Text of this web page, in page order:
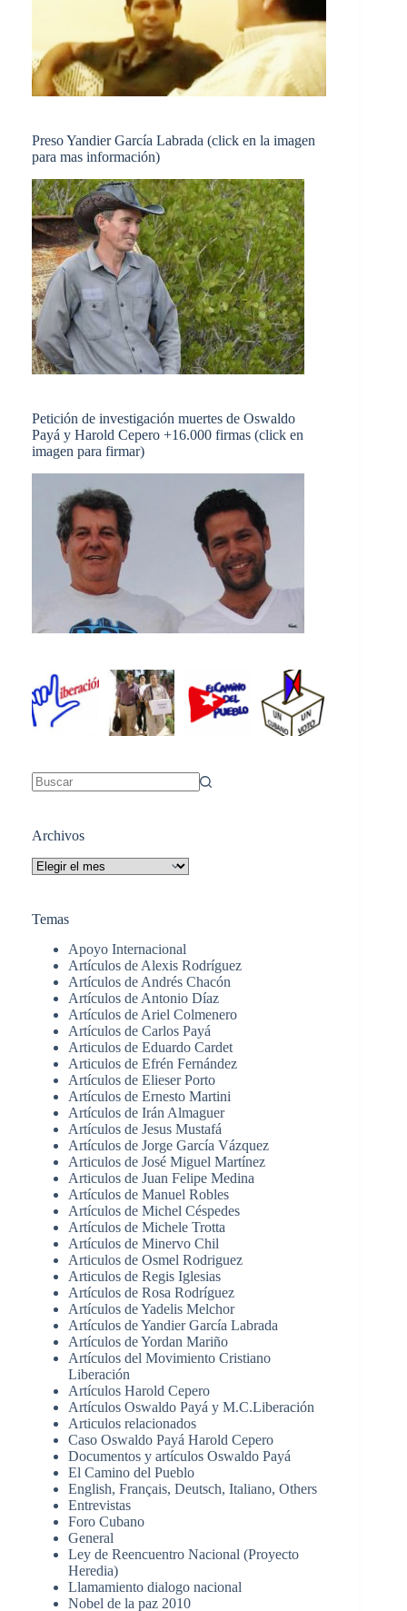
Preso Yandier García Labrada (click en la imagen
para mas información)
Petición de investigación muertes de Oswaldo
Payá y Harold Cepero +16.000 firmas (click en
imagen para firmar)
Archivos
Archivos
Temas
Apoyo Internacional
Artículos de Alexis Rodríguez
Artículos de Andrés Chacón
Artículos de Antonio Díaz
Artículos de Ariel Colmenero
Artículos de Carlos Payá
Articulos de Eduardo Cardet
Articulos de Efrén Fernández
Artículos de Elieser Porto
Artículos de Ernesto Martini
Artículos de Irán Almaguer
Artículos de Jesus Mustafá
Artículos de Jorge García Vázquez
Articulos de José Miguel Martínez
Articulos de Juan Felipe Medina
Artículos de Manuel Robles
Artículos de Michel Céspedes
Artículos de Michele Trotta
Artículos de Minervo Chil
Articulos de Osmel Rodriguez
Articulos de Regis Iglesias
Artículos de Rosa Rodríguez
Artículos de Yadelis Melchor
Artículos de Yandier García Labrada
Artículos de Yordan Mariño
Artículos del Movimiento Cristiano
Liberación
Artículos Harold Cepero
Artículos Oswaldo Payá y M.C.Liberación
Articulos relacionados
Caso Oswaldo Payá Harold Cepero
Documentos y artículos Oswaldo Payá
El Camino del Pueblo
English, Français, Deutsch, Italiano, Others
Entrevistas
Foro Cubano
General
Ley de Reencuentro Nacional (Proyecto
Heredia)
Llamamiento dialogo nacional
Nobel de la paz 2010